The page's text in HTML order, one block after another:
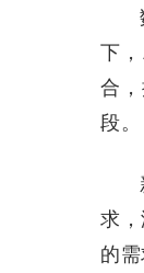
下
合
段。
求
的需